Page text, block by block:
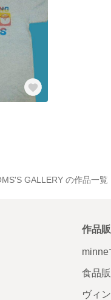
GALLERY の作品一覧
作品
minne
食品
ヴィ